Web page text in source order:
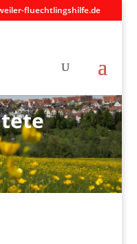
fluechtlingshilfe.de